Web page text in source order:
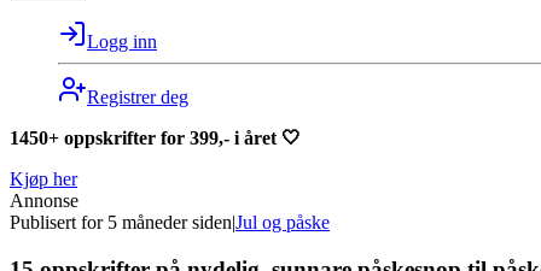
Logg inn
Registrer deg
1450+ oppskrifter for 399,- i året 🤍
Kjøp her
Annonse
Publisert for 5 måneder siden|Jul og påske